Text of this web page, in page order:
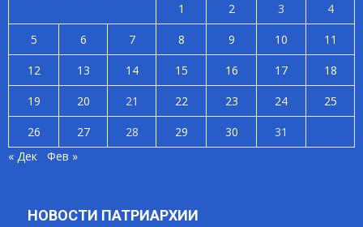
1 2 3
4
5
6 7 8 9 10
11
12
13 14 15 16 17
18
19
20 21 22 23 24
25
26
27 28 29 30
31
« Дек
Фев »
НОВОСТИ ПАТРИАРХИИ